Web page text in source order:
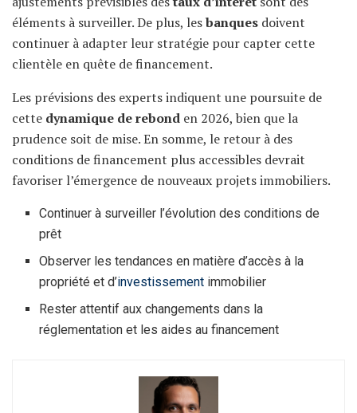
éléments à surveiller. De plus, lesbanques doivent
continuer à adapter leur stratégie pour capter cette
clientèle en quête de financement.
Les prévisions des experts indiquent une poursuite de
cette dynamique de rebond en 2026, bien que la
prudence soit de mise. En somme, le retour à des
conditions de financement plus accessibles devrait
favoriser l’émergence de nouveaux projets immobiliers.
Continuer à surveiller l’évolution des conditions de
prêt
Observer les tendances en matière d’accès à la
propriété et d’investissement immobilier
Rester attentif aux changements dans la
réglementation et les aides au financement